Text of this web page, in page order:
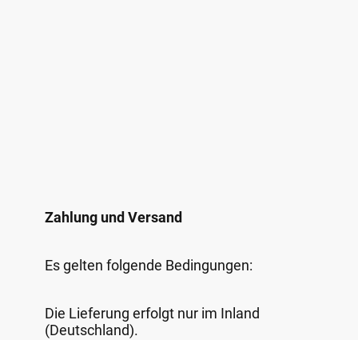
Zahlung und Versand
Es gelten folgende Bedingungen:
Die Lieferung erfolgt nur im Inland
(Deutschland).